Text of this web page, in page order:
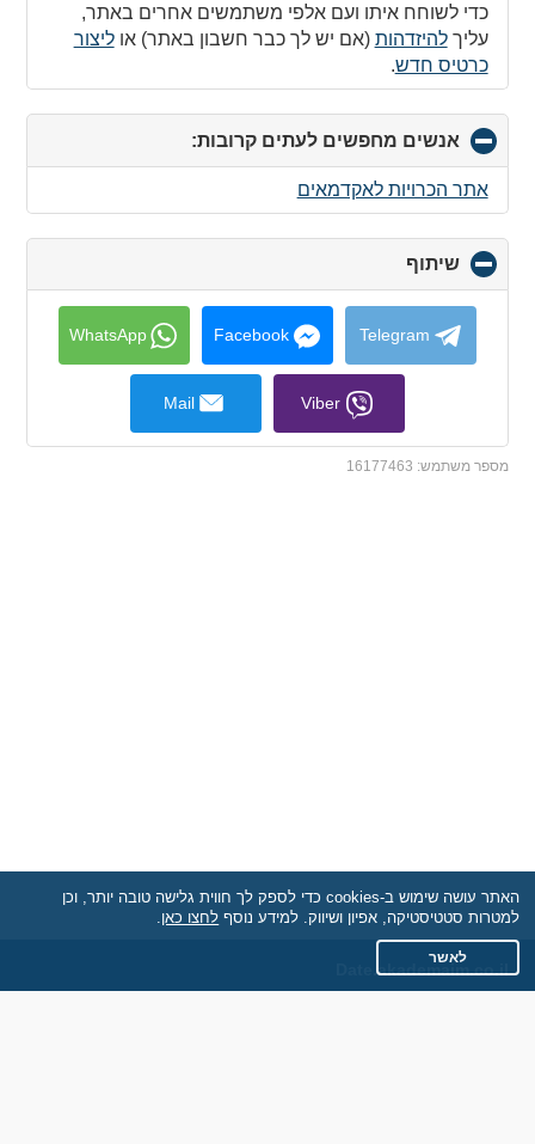
כדי לשוחח איתו ועם אלפי משתמשים אחרים באתר,
עליךלהיזדהות (אם יש לך כבר חשבון באתר) אוליצור
כרטיס חדש.
אנשים מחפשים לעתים קרובות:
to
contents
אתר הכרויות לאקדמאים
שיתוף
to
collapse
contents
Telegram
Facebook
WhatsApp
Viber
Mail
מספר משתמש: 16177463
Date.akademaim.co.il
האתר עושה שימוש ב-cookies כדי לספק לך חווית גלישה טובה יותר, וכן
למטרות סטטיסטיקה, אפיון ושיווק. למידע נוסף לחצו כאן.
לאשר